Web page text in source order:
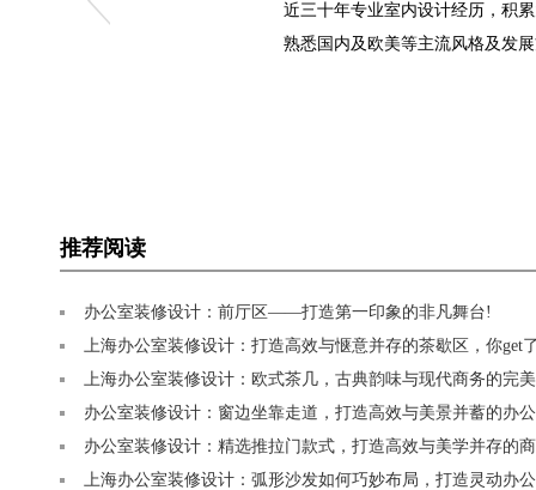
近三十年专业室内设计经历，积
熟悉国内及欧美等主流风格及发
推荐阅读
办公室装修设计：前厅区——打造第一印象的非凡舞台!
上海办公室装修设计：打造高效与惬意并存的茶歇区，你get
上海办公室装修设计：欧式茶几，古典韵味与现代商务的完
办公室装修设计：窗边坐靠走道，打造高效与美景并蓄的办
办公室装修设计：精选推拉门款式，打造高效与美学并存的
上海办公室装修设计：弧形沙发如何巧妙布局，打造灵动办